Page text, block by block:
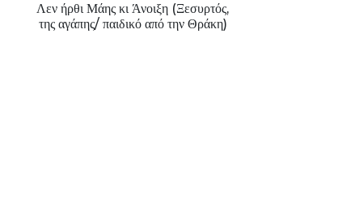
Λεν ήρθι Μάης κι Άνοιξη (Ξεσυρτός,
της αγάπης/ παιδικό από την Θράκη)